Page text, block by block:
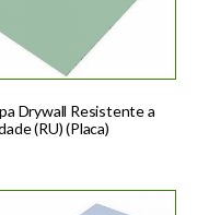
Drywall Resistente a
(RU) (Placa)